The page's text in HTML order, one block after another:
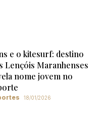
e o kitesurf: destino
Lençóis Maranhenses
nome jovem no
18/01/2026